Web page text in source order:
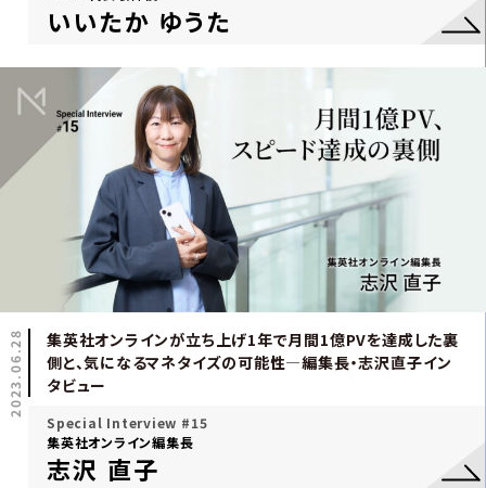
いいたか ゆうた
2023.06.28
集英社オンラインが立ち上げ1年で月間1億PVを達成した裏
側と、気になるマネタイズの可能性―編集長・志沢直子イン
タビュー
Special Interview #15
集英社オンライン編集長
志沢 直子